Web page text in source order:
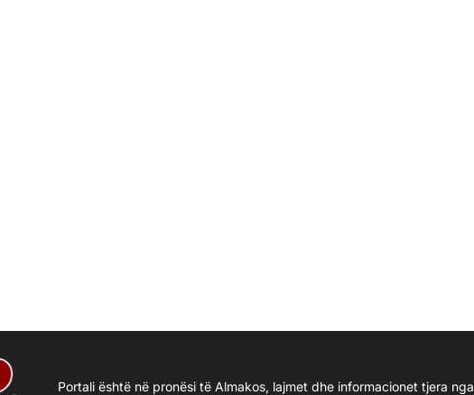
Portali është në pronësi të Almakos, lajmet dhe informacionet tjera nga